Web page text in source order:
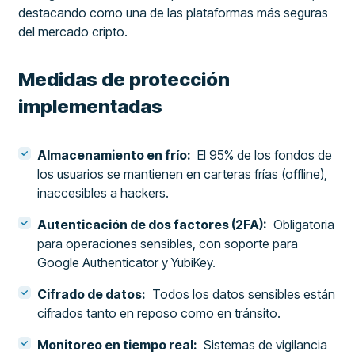
destacando como una de las plataformas más seguras
del mercado cripto.
Medidas de protección
implementadas
Almacenamiento en frío: El 95% de los fondos de
los usuarios se mantienen en carteras frías (offline),
inaccesibles a hackers.
Autenticación de dos factores (2FA): Obligatoria
para operaciones sensibles, con soporte para
Google Authenticator y YubiKey.
Cifrado de datos: Todos los datos sensibles están
cifrados tanto en reposo como en tránsito.
Monitoreo en tiempo real: Sistemas de vigilancia